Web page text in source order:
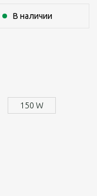
В наличии
150 W